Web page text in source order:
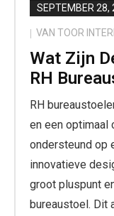
SEPTEMBER 28,
VAN TOOR
Wat Zijn
RH
RH
en een optimaal
ondersteund op
innovatieve
groot pluspunt
bureaustoel. Dit